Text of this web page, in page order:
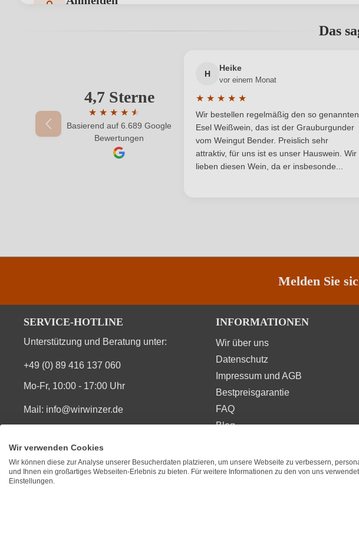
adresse
Weinart
Ihre E-Mail-Adresse
Ihr Passwort
Das
4,7 Sterne
★ ★ ★ ★ ★
★
Durchschnittliche Bewertung von 4.7 von 5 Sternen
Basierend auf 6.689 Google
Bewertungen
H
Heike
vor einem Monat
★ ★ ★ ★ ★
Durchschnittliche Bewertung von 5
Wir bestellen regelmäßig den so genannten
Esel Weißwein, das ist der Grauburgunder
vom Weingut Bender. Preislich sehr
attraktiv, für uns ist es unser Hauswein. Wir
lieben diesen Wein, da er insbesonde...
Melden Sie
SERVICE-HOTLINE
Unterstützung und Beratung unter:
+49 (0) 89 416 137 060
Mo-Fr, 10:00 - 17:00 Uhr
Mail: info@wirwinzer.de
INFORMATIONEN
Wir über uns
Datenschutz
Impressum und AGB
Bestpreisgarantie
FAQ
Blog
SIE FINDEN UNS AUCH AUF BEWERTUNGEN
Wir verwenden Cookies
Wir können diese zur Analyse unserer Besucherdaten platzieren, um unsere Webseite zu verbessern,
und Ihnen ein großartiges Webseiten-Erlebnis zu bieten. Für weitere Informationen zu den von uns
Einstellungen.